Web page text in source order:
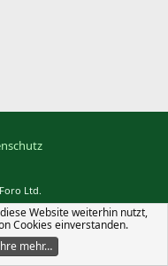
Ltd.
Website weiterhin nutzt,
Cookies einverstanden.
mehr…